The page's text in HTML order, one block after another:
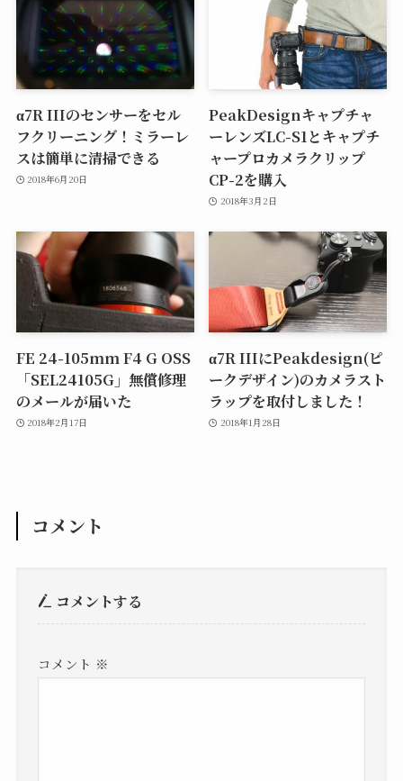
α7R IIIのセンサーをセル
フクリーニング！ミラーレ
スは簡単に清掃できる
2018年6月20日
PeakDesignキャプチャ
ーレンズLC-S1とキャプチ
ャープロカメラクリップ
CP-2を購入
2018年3月2日
FE 24-105mm F4 G OSS
「SEL24105G」無償修理
のメールが届いた
2018年2月17日
α7R IIIにPeakdesign(ピ
ークデザイン)のカメラスト
ラップを取付しました！
2018年1月28日
コメント
コメントする
コメント ※